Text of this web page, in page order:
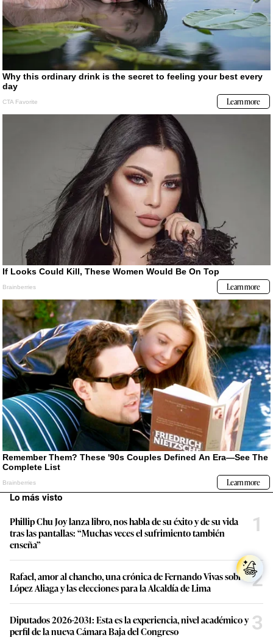
Lo más visto
Phillip Chu Joy lanza libro, nos habla de su éxito y de su vida
tras las pantallas: “Muchas veces el sufrimiento también
enseña”
1
Rafael, amor al chancho, una crónica de Fernando Vivas sobre
López Aliaga y las elecciones para la Alcaldía de Lima
2
Diputados 2026-2031: Esta es la experiencia, nivel académico y
perfil de la nueva Cámara Baja del Congreso
3